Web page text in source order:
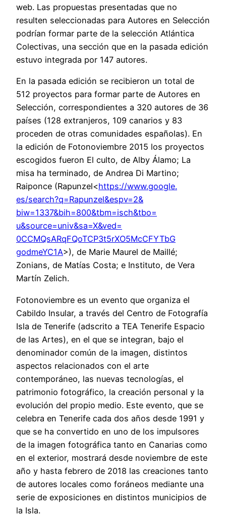
web. Las propuestas presentadas que no
resulten seleccionadas para Autores en Selección
podrían formar parte de la selección Atlántica
Colectivas, una sección que en la pasada edición
estuvo integrada por 147 autores.
En la pasada edición se recibieron un total de
512 proyectos para formar parte de Autores en
Selección, correspondientes a 320 autores de 36
países (128 extranjeros, 109 canarios y 83
proceden de otras comunidades españolas). En
la edición de Fotonoviembre 2015 los proyectos
escogidos fueron El culto, de Alby Álamo; La
misa ha terminado, de Andrea Di Martino;
Raiponce (Rapunzel<https://www.google.
es/search?q=Rapunzel&espv=2&
biw=1337&bih=800&tbm=isch&tbo=
u&source=univ&sa=X&ved=
0CCMQsARqFQoTCP3t5rXO5McCFYTbG
godmeYC1A>), de Marie Maurel de Maillé;
Zonians, de Matías Costa; e Instituto, de Vera
Martín Zelich.
Fotonoviembre es un evento que organiza el
Cabildo Insular, a través del Centro de Fotografía
Isla de Tenerife (adscrito a TEA Tenerife Espacio
de las Artes), en el que se integran, bajo el
denominador común de la imagen, distintos
aspectos relacionados con el arte
contemporáneo, las nuevas tecnologías, el
patrimonio fotográfico, la creación personal y la
evolución del propio medio. Este evento, que se
celebra en Tenerife cada dos años desde 1991 y
que se ha convertido en uno de los impulsores
de la imagen fotográfica tanto en Canarias como
en el exterior, mostrará desde noviembre de este
año y hasta febrero de 2018 las creaciones tanto
de autores locales como foráneos mediante una
serie de exposiciones en distintos municipios de
la Isla.